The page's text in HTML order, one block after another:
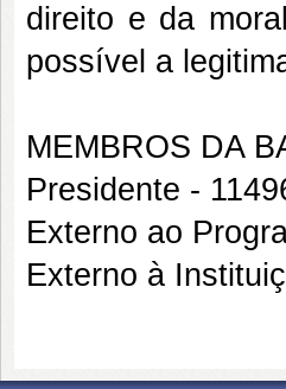
direito e da
possível a
MEMBROS DA
Presidente -
Externo ao
Externo à